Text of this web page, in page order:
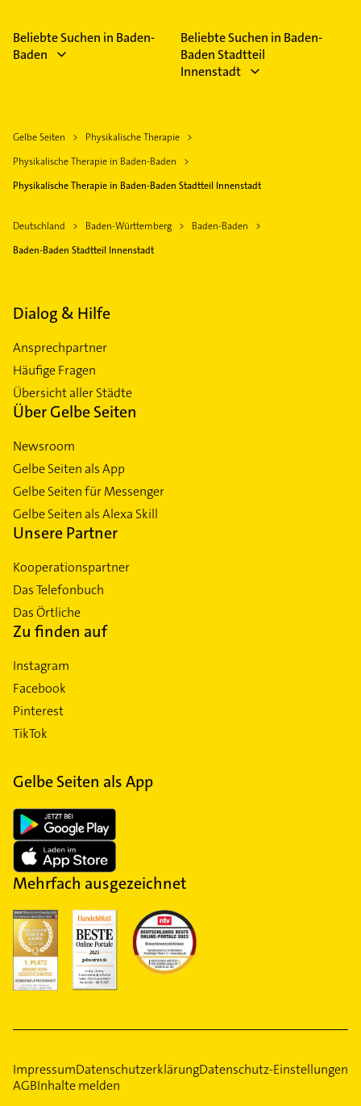
Beliebte Suchen in Baden-
Baden
Beliebte Suchen in Baden-
Baden Stadtteil
Innenstadt
Gelbe Seiten
Physikalische Therapie
Physikalische Therapie in Baden-Baden
Physikalische Therapie in Baden-Baden Stadtteil Innenstadt
Deutschland Baden-Württemberg
Baden-Baden
Baden-Baden Stadtteil Innenstadt
Dialog & Hilfe
Ansprechpartner
Häufige Fragen
Übersicht aller Städte
Über Gelbe Seiten
Newsroom
Gelbe Seiten als App
Gelbe Seiten für Messenger
Gelbe Seiten als Alexa Skill
Unsere Partner
Kooperationspartner
Das Telefonbuch
Das Örtliche
Zu finden auf
Instagram
Facebook
Pinterest
TikTok
Gelbe Seiten als App
Mehrfach ausgezeichnet
ImpressumDatenschutzerklärungDatenschutz-Einstellungen
AGBInhalte melden